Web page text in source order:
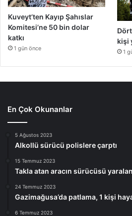
Kuveyt’ten Kayıp Şahıslar
Komitesi’ne 50 bin dolar
katkı
1 gün önce
kişi
1
En Çok Okunanlar
5 Ağustos 2023
Alkollü sürücü polislere çarptı
15 Temmuz 2023
Takla atan aracın sürücüsü
24 Temmuz 2023
Gazimağusa’da patlama, 1 kişi
6 Temmuz 2023